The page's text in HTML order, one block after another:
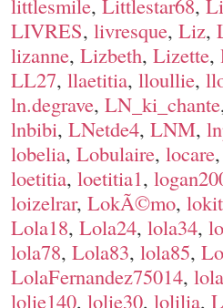
littlesmile, Littlestar68,
LIVRES, livresque, Liz,
lizanne, Lizbeth, Lizette,
LL27, llaetitia, lloullie,
ln.degrave, LN_ki_chante
lnbibi, LNetde4, LNM,
lobelia, Lobulaire, locare,
loetitia, loetitia1,
loizelrar, LokÃ©mo,
Lola18, Lola24, lola34,
lola78, Lola83, lola85,
LolaFernandez75014,
lolie140, lolie30, lolilia,